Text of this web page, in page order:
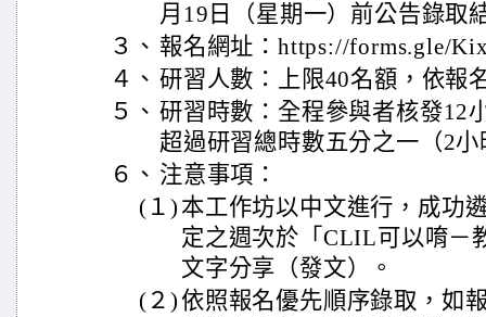
月19日（星期一）前公告錄取
３、 報名網址：https://forms.gle/
４、 研習人數：上限40名額，依報
５、 研習時數：全程參與者核發12
超過研習總時數五分之一（2
６、 注意事項：
(１) 本工作坊以中文進行，成功
定之週次於「CLIL可以唷－
文字分享（發文）。
(２)依照報名優先順序錄取，如